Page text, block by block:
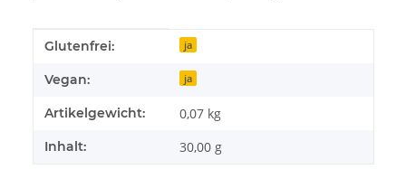
Produkteigenschaft
Wert
Glutenfrei: ja
Vegan: ja
Artikelgewicht: 0,07 kg
Inhalt: 30,00 g